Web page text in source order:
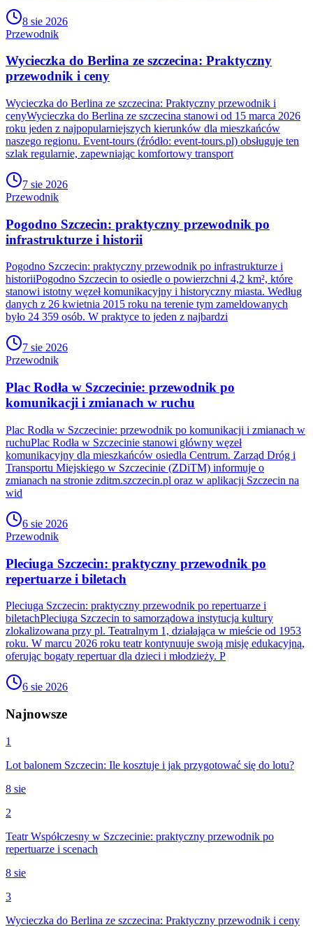
8 sie 2026
Przewodnik
Wycieczka do Berlina ze szczecina: Praktyczny
przewodnik i ceny
Wycieczka do Berlina ze szczecina: Praktyczny przewodnik i
cenyWycieczka do Berlina ze szczecina stanowi od 15 marca 2026
roku jeden z najpopularniejszych kierunków dla mieszkańców
naszego regionu. Event-tours (źródło: event-tours.pl) obsługuje ten
szlak regularnie, zapewniając komfortowy transport
7 sie 2026
Przewodnik
Pogodno Szczecin: praktyczny przewodnik po
infrastrukturze i historii
Pogodno Szczecin: praktyczny przewodnik po infrastrukturze i
historiiPogodno Szczecin to osiedle o powierzchni 4,2 km², które
stanowi istotny węzeł komunikacyjny i historyczny miasta. Według
danych z 26 kwietnia 2015 roku na terenie tym zameldowanych
było 24 359 osób. W praktyce to jeden z najbardzi
7 sie 2026
Przewodnik
Plac Rodła w Szczecinie: przewodnik po
komunikacji i zmianach w ruchu
Plac Rodła w Szczecinie: przewodnik po komunikacji i zmianach w
ruchuPlac Rodła w Szczecinie stanowi główny węzeł
komunikacyjny dla mieszkańców osiedla Centrum. Zarząd Dróg i
Transportu Miejskiego w Szczecinie (ZDiTM) informuje o
zmianach na stronie zditm.szczecin.pl oraz w aplikacji Szczecin na
wid
6 sie 2026
Przewodnik
Pleciuga Szczecin: praktyczny przewodnik po
repertuarze i biletach
Pleciuga Szczecin: praktyczny przewodnik po repertuarze i
biletachPleciuga Szczecin to samorządowa instytucja kultury
zlokalizowana przy pl. Teatralnym 1, działająca w mieście od 1953
roku. W marcu 2026 roku teatr kontynuuje swoją misję edukacyjną,
oferując bogaty repertuar dla dzieci i młodzieży. P
6 sie 2026
Najnowsze
1
Lot balonem Szczecin: Ile kosztuje i jak przygotować się do lotu?
8 sie
2
Teatr Współczesny w Szczecinie: praktyczny przewodnik po
repertuarze i scenach
8 sie
3
Wycieczka do Berlina ze szczecina: Praktyczny przewodnik i ceny